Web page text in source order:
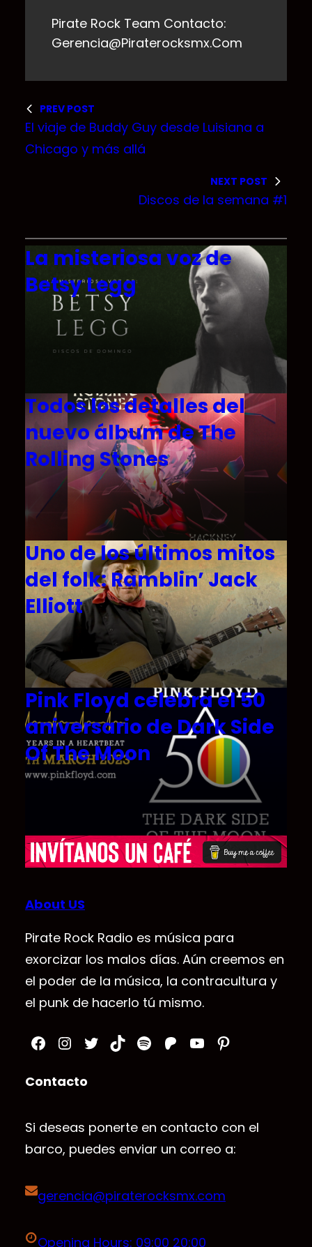
Pirate Rock Team Contacto:
Gerencia@piraterocksmx.com
PREV POST
El viaje de Buddy Guy desde Luisiana a
Chicago y más allá
NEXT POST
Discos de la semana #1
La misteriosa voz de
Betsy Legg
Todos los detalles del
nuevo álbum de The
Rolling Stones
Uno de los últimos mitos
del folk: Ramblin’ Jack
Elliott
Pink Floyd celebra el 50
aniversario de Dark Side
Of The Moon
About US
Pirate Rock Radio es música para
exorcizar los malos días. Aún creemos en
el poder de la música, la contracultura y
el punk de hacerlo tú mismo.
Facebook Instagram Twitter TikTok Spotify Patreon YouTube Pinterest
Contacto
Si deseas ponerte en contacto con el
barco, puedes enviar un correo a:
gerencia@piraterocksmx.com
Opening Hours: 09:00 20:00